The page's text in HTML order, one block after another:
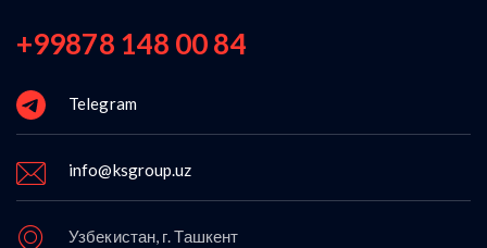
+99878 148 00 84
Telegram
info@ksgroup.uz
Узбекистан, г. Ташкент